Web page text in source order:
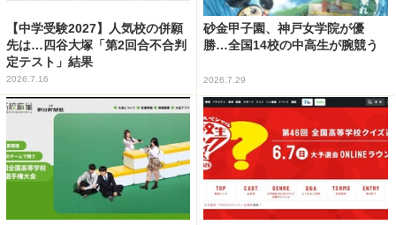
【中学受験2027】人気校の併願
先は…四谷大塚「第2回合不合判
定テスト」結果
2026.7.16
砂金甲子園、神戸女学院が優
勝…全国14校の中高生が腕競う
2026.7.29